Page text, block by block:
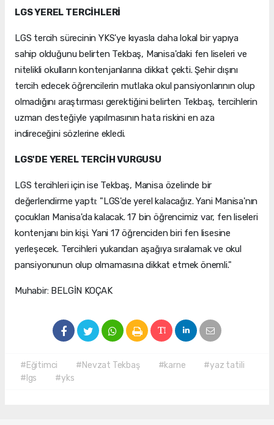
LGS YEREL TERCİHLERİ
LGS tercih sürecinin YKS'ye kıyasla daha lokal bir yapıya
sahip olduğunu belirten Tekbaş, Manisa'daki fen liseleri ve
nitelikli okulların kontenjanlarına dikkat çekti. Şehir dışını
tercih edecek öğrencilerin mutlaka okul pansiyonlarının olup
olmadığını araştırması gerektiğini belirten Tekbaş, tercihlerin
uzman desteğiyle yapılmasının hata riskini en aza
indireceğini sözlerine ekledi.
LGS'DE YEREL TERCİH VURGUSU
LGS tercihleri için ise Tekbaş, Manisa özelinde bir
değerlendirme yaptı: "LGS'de yerel kalacağız. Yani Manisa'nın
çocukları Manisa'da kalacak. 17 bin öğrencimiz var, fen liseleri
kontenjanı bin kişi. Yani 17 öğrenciden biri fen lisesine
yerleşecek. Tercihleri yukarıdan aşağıya sıralamak ve okul
pansiyonunun olup olmamasına dikkat etmek önemli."
Muhabir: BELGİN KOÇAK
#Eğitimci #Nevzat Tekbaş #karne
#yaz tatili
#lgs
#yks